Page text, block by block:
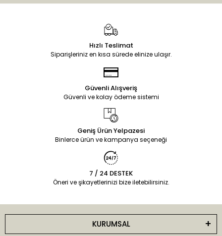
Hızlı Teslimat
Siparişleriniz en kısa sürede elinize ulaşır.
Güvenli Alışveriş
Güvenli ve kolay ödeme sistemi
Geniş Ürün Yelpazesi
Binlerce ürün ve kampanya seçeneği
7 / 24 DESTEK
Öneri ve şikayetlerinizi bize iletebilirsiniz.
KURUMSAL